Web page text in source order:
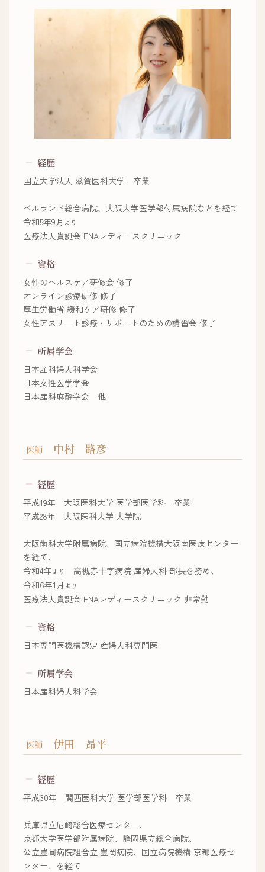
経歴
国立大学法人 滋賀医科大学 卒業
ベルランド総合病院、大阪大学医学部付属病院などを経て
令和5年9月 より
医療法人貴誕会 ENAレディースクリニック
資格
女性のヘルスケア研修会 修了
オンライン診療研修 修了
厚生労働省 緩和ケア研修 修了
女性アスリート診療・サポートのための講習会 修了
所属学会
日本産科婦人科学会
日本女性医学学会
日本産科麻酔学会 他
医師 中村 路彦
経歴
平成19年 大阪医科大学 医学部医学科 卒業
平成28年 大阪医科大学 大学院
大阪歯科大学附属病院、国立病院機構大阪南医療センター
を経て、
令和4年より
高槻赤十字病院 産婦人科 部長を務め、
令和6年1月 より
医療法人貴誕会 ENAレディースクリニック 非常勤
資格
日本専門医機構認定 産婦人科専門医
所属学会
日本産科婦人科学会
医師 伊田 昂平
経歴
平成30年 関西医科大学 医学部医学科 卒業
兵庫県立尼崎総合医療センター、
京都大学医学部附属病院、静岡県立総合病院、
公立豊岡病院組合立 豊岡病院、国立病院機構 京都医療セ
ンター、を経て